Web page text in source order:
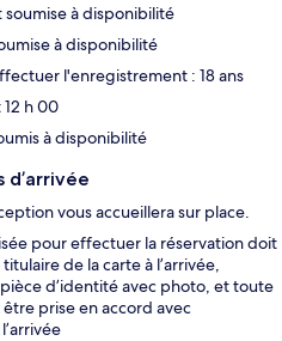
soumise à disponibilité
à disponibilité
l'enregistrement : 18 ans
h 00
à disponibilité
d’arrivée
vous accueillera sur place.
pour effectuer la réservation doit
de la carte à l’arrivée,
d’identité avec photo, et toute
prise en accord avec